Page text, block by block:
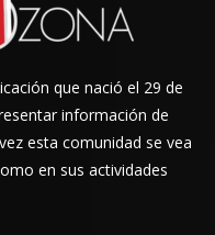
que nació el 29 de
información de
esta comunidad se vea
en sus actividades